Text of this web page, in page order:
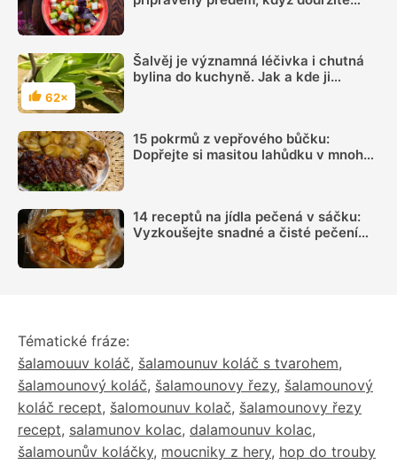
Hodnocení
62×
Šalvěj je významná léčivka i chutná
bylina do kuchyně. Jak a kde ji
15 pokrmů z vepřového bůčku:
Dopřejte si masitou lahůdku v mnoha
14 receptů na jídla pečená v sáčku:
Vyzkoušejte snadné a čisté pečení
Tématické fráze:
šalamouuv koláč, šalamounuv koláč s tvarohem,
šalamounový koláč, šalamounovy řezy, šalamounový
koláč recept, šalomounuv kolač, šalamounovy řezy
recept, salamunov kolac, dalamounuv kolac,
šalamounův koláčky, moucniky z hery, hop do trouby